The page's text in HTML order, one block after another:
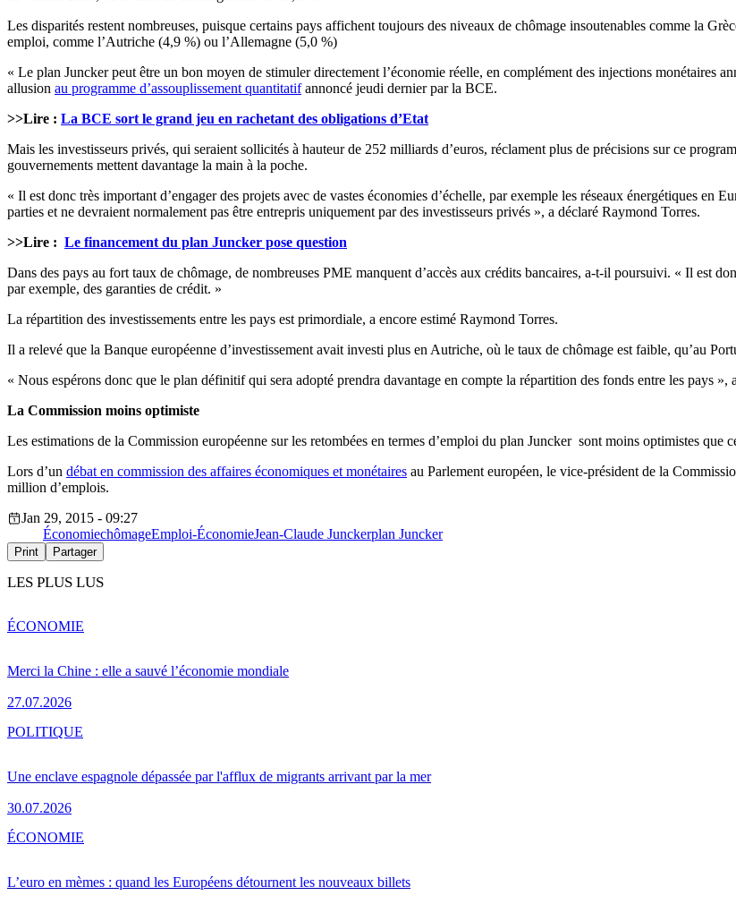
Les disparités restent nombreuses, puisque certains pays affichent toujours des niveaux de chômage insoutenables comme la
emploi, comme l’Autriche (4,9 %) ou l’Allemagne (5,0 %)
« Le plan Juncker peut être un bon moyen de stimuler directement l’économie réelle, en complément des injections monétaires
allusion au programme d’assouplissement quantitatifannoncé jeudi dernier par la BCE.
>>Lire : La BCE sort le grand jeu en rachetant des obligations d’Etat
Mais les investisseurs privés, qui seraient sollicités à hauteur de 252 milliards d’euros, réclament plus de précisions sur ce
gouvernements mettent davantage la main à la poche.
« Il est donc très important d’engager des projets avec de vastes économies d’échelle, par exemple les réseaux énergétiques en
parties et ne devraient normalement pas être entrepris uniquement par des investisseurs privés », a déclaré Raymond Torres.
>>Lire : Le financement du plan Juncker pose question
Dans des pays au fort taux de chômage, de nombreuses PME manquent d’accès aux crédits bancaires, a-t-il poursuivi. « Il est
par exemple, des garanties de crédit. »
La répartition des investissements entre les pays est primordiale, a encore estimé Raymond Torres.
Il a relevé que la Banque européenne d’investissement avait investi plus en Autriche, où le taux de chômage est faible, qu’au
« Nous espérons donc que le plan définitif qui sera adopté prendra davantage en compte la répartition des fonds entre les pays »,
La Commission moins optimiste
Les estimations de la Commission européenne sur les retombées en termes d’emploi du plan Juncker sont moins optimistes que
Lors d’un débat en commission des affaires économiques et monétaires au Parlement européen, le vice-président de la
million d’emplois.
Jan 29, 2015 - 09:27
ÉconomiechômageEmploi-ÉconomieJean-Claude Junckerplan Juncker
Print Partager
LES PLUS LUS
Merci la Chine : elle a sauvé l’économie mondiale
27.07.2026
ÉCONOMIE
Une enclave espagnole dépassée par l'afflux de migrants arrivant par la mer
30.07.2026
POLITIQUE
L’euro en mèmes : quand les Européens détournent les nouveaux billets
ÉCONOMIE